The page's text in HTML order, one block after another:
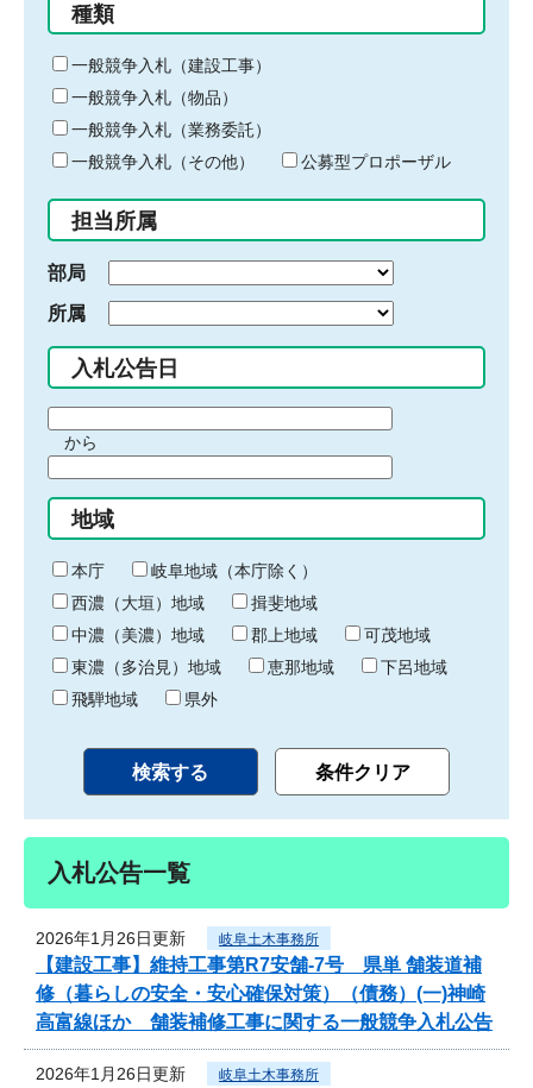
る
キ
ー
ワ
ー
ド
入
力
種類
一般競争入札（建設工事）
一般競争入札（物品）
一般競争入札（業務委託）
一般競争入札（その他）
公募型プロポーザル
担当所属
部局
所属
入札公告日
間
始
り
から
間
終
わ
り
地域
本庁
岐阜地域（本庁除く）
西濃（大垣）地域
揖斐地域
中濃（美濃）地域
郡上地域
可茂地域
東濃（多治見）地域
恵那地域
下呂地域
飛騨地域
県外
入札公告一覧
2026年1月26日更新 岐阜土木事務所
【建設工事】維持工事第R7安舗-7号 県単 舗装道補
修（暮らしの安全・安心確保対策）（債務）(一)神崎
高富線ほか 舗装補修工事に関する一般競争入札公告
2026年1月26日更新 岐阜土木事務所